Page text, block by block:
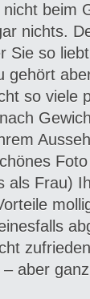
beim
nichts.
Sie so
gehört
so viele
als Frau)
aber